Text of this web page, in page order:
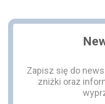
Zapisz się do
zniżki oraz